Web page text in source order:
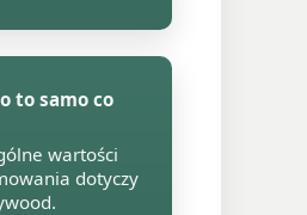
to samo co
wartości
dotyczy